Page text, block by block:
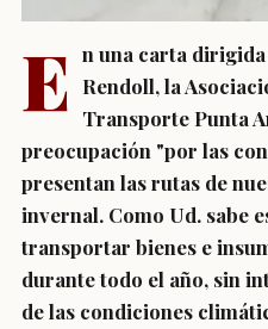
E n una carta
Rendoll, la
Transporte Punta
preocupación "por las
presentan las rutas de
invernal. Como Ud. sabe
transportar bienes e
durante todo el año, sin
de las condiciones